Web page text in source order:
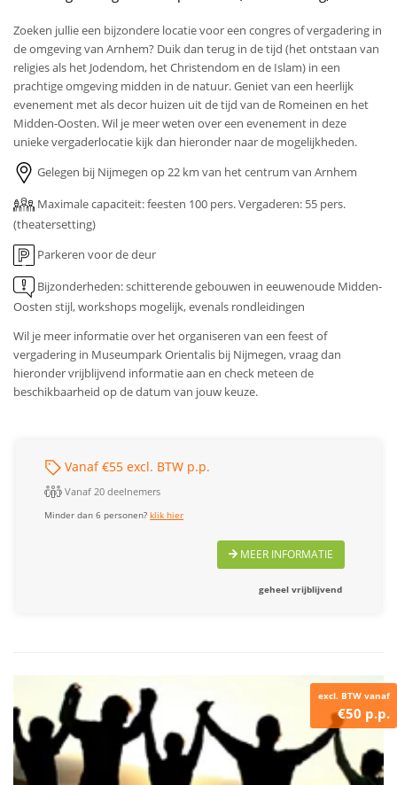
Zoeken jullie een bijzondere locatie voor een congres of vergadering in
de omgeving van Arnhem? Duik dan terug in de tijd (het ontstaan van
religies als het Jodendom, het Christendom en de Islam) in een
prachtige omgeving midden in de natuur. Geniet van een heerlijk
evenement met als decor huizen uit de tijd van de Romeinen en het
Midden-Oosten. Wil je meer weten over een evenement in deze
unieke vergaderlocatie kijk dan hieronder naar de mogelijkheden.
Gelegen bij Nijmegen op 22 km van het centrum van Arnhem
Maximale capaciteit: feesten 100 pers. Vergaderen: 55 pers.
(theatersetting)
Parkeren voor de deur
Bijzonderheden: schitterende gebouwen in eeuwenoude Midden-
Oosten stijl, workshops mogelijk, evenals rondleidingen
Wil je meer informatie over het organiseren van een feest of
vergadering in Museumpark Orientalis bij Nijmegen, vraag dan
hieronder vrijblijvend informatie aan en check meteen de
beschikbaarheid op de datum van jouw keuze.
Vanaf €55 excl. BTW p.p.
Vanaf 20 deelnemers
Minder dan 6 personen?klik hier
MEER INFORMATIE
geheel vrijblijvend
excl. BTW vanaf
€50 p.p.